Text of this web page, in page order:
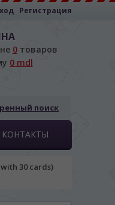
Регистрация
0товаров
0 mdl
поиск
КОНТАКТЫ
30 cards)